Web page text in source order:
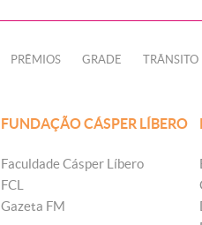
PRÊMIOS GRADE TRÂNSITO
FUNDAÇÃO CÁSPER LÍBERO
Faculdade Cásper Líbero
FCL
Gazeta FM